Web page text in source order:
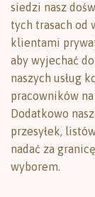
siedzi nasz
tych trasach od
klientami
aby wyjechać
naszych usług
pracowników
Dodatkowo
przesyłek,
nadać za
wyborem.